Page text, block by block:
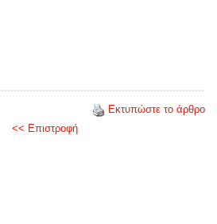
Εκτυπώστε το άρθρο
<< Επιστροφή